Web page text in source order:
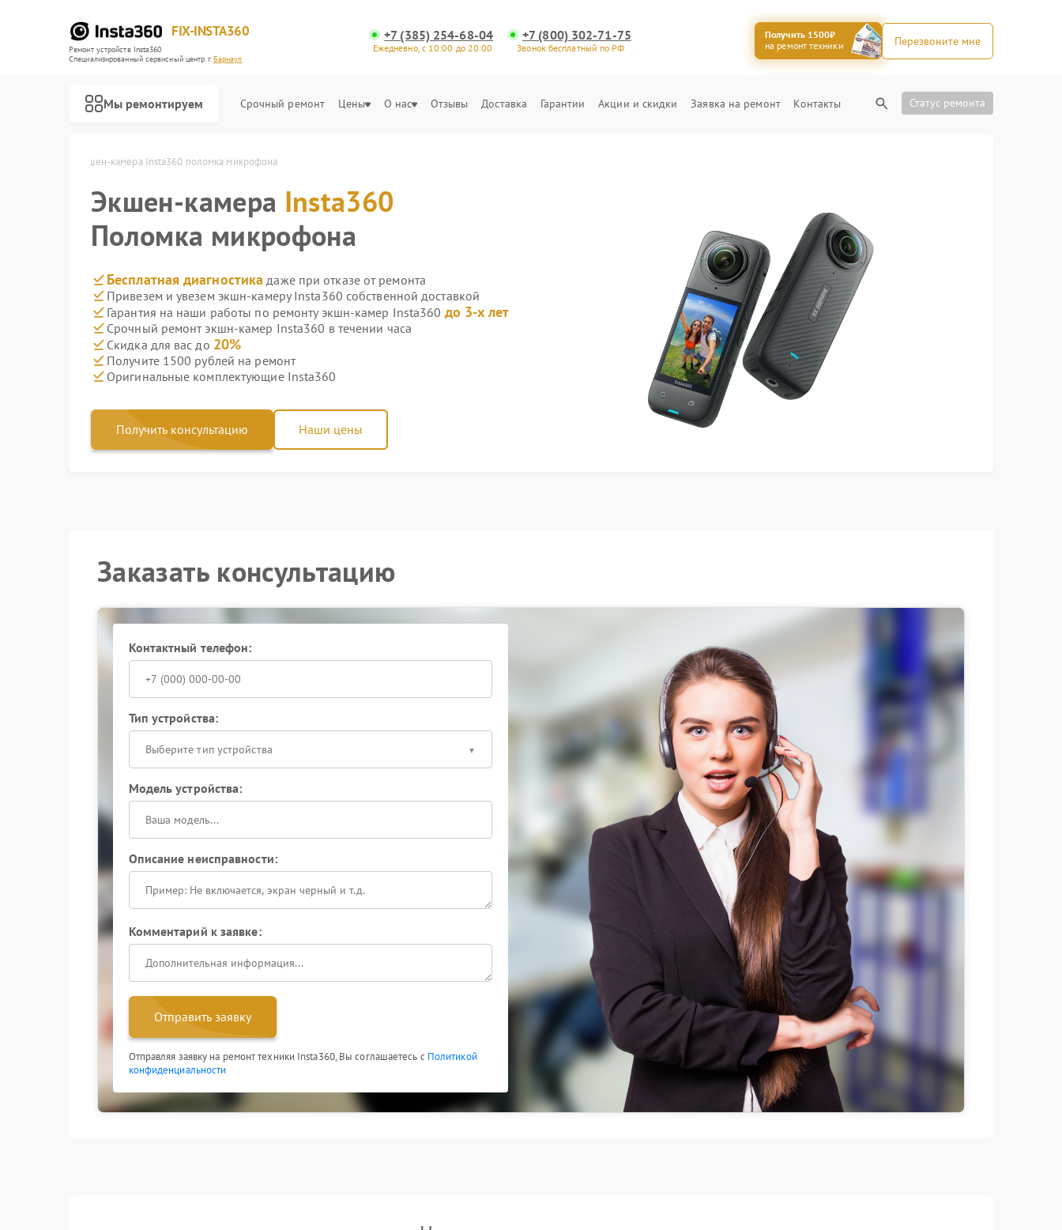
FIX-INSTA360
Ремонт устройств Insta360
Специализированный cервисный центр г.Барнаул
+7 (385) 254-68-04
Ежедневно, с 10:00 до 20:00
+7 (800) 302-71-75
Звонок бесплатный по РФ
Получить 1500₽
на ремонт техники
Перезвоните мне
Мы ремонтируем Срочный ремонт Цены О нас Отзывы Доставка Гарантии Акции и скидки Заявка на ремонт Контакты Статус ремонта
Экшен-камера Insta360 поломка микрофона
Экшен-камера Insta360
Поломка микрофона
Бесплатная диагностика даже при отказе от ремонта
Привезем и увезем экшн-камеру Insta360 собственной доставкой
Гарантия на наши работы по ремонту экшн-камер Insta360 до 3-х лет
Срочный ремонт экшн-камер Insta360 в течении часа
Скидка для вас до 20%
Получите 1500 рублей на ремонт
Оригинальные комплектующие Insta360
Получить консультацию Наши цены
Заказать консультацию
Контактный телефон:
Тип устройства:
Выберите тип устройства
Модель устройства:
Описание неисправности:
Комментарий к заявке:
Отправить заявку
Отправляя заявку на ремонт техники Insta360, Вы соглашаетесь с Политикой
конфиденциальности